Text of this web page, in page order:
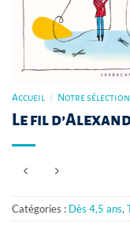
Accueil / Notre sélection
Le fil
Catégories : Dès 4,5 ans,